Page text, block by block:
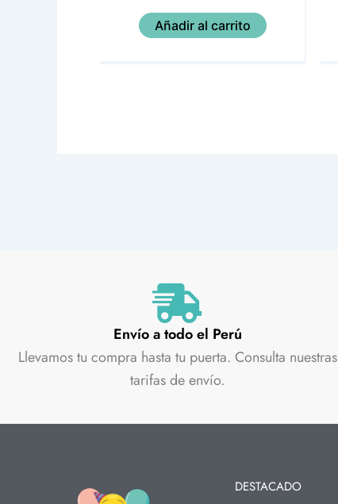
Añadir al carrito
Envío a todo el Perú
Llevamos tu compra hasta tu puerta. Consulta nuestras
tarifas de envío.
DESTACADO